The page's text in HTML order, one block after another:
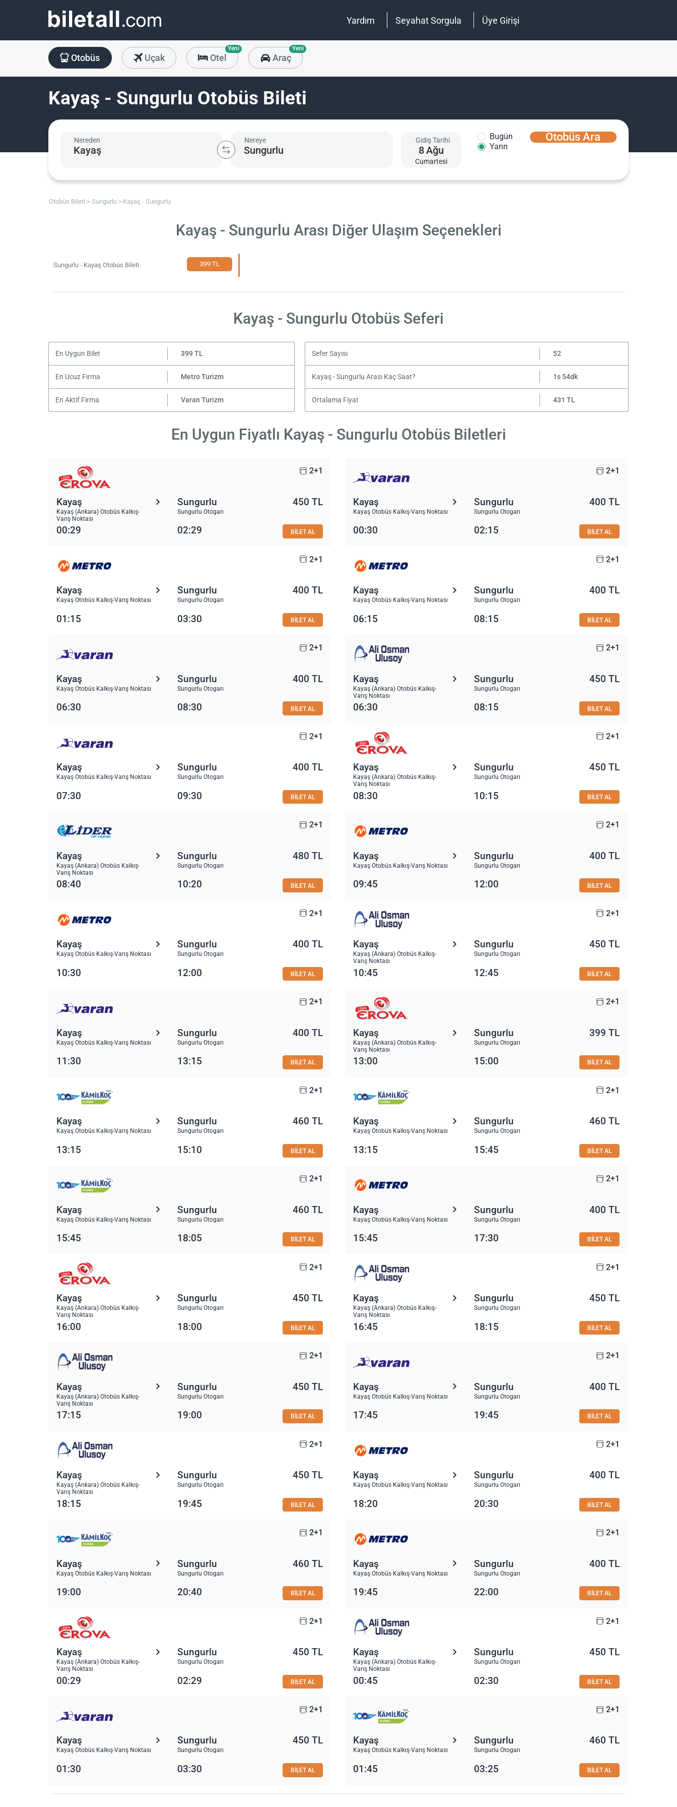
Yardım Seyahat Sorgula Üye Girişi
Otobüs Uçak Otel
Yeni
Araç
Yeni
Kayaş - Sungurlu Otobüs Bileti
Nereden Nereye Gidiş Tarihi
8Ağu
Cumartesi
Bugün
Yarın
Otobüs Ara
Otobüs Bileti Sungurlu Kayaş - Sungurlu
Kayaş - Sungurlu Arası Diğer Ulaşım Seçenekleri
Sungurlu - Kayaş Otobüs Bileti 399 TL
Kayaş - Sungurlu Otobüs Seferi
En Uygun Bilet 399 TL Sefer Sayısı 52
En Ucuz Firma Metro Turizm Kayaş - Sungurlu Arası Kaç Saat? 1s 54dk
En Aktif Firma Varan Turizm Ortalama Fiyat 431 TL
En Uygun Fiyatlı Kayaş - Sungurlu Otobüs Biletleri
2+1
Kayaş
Kayaş (Ankara) Otobüs Kalkış-
Varış Noktası
Sungurlu
Sungurlu Otogarı
450 TL
00:29 02:29 BİLET AL
2+1
Kayaş
Kayaş Otobüs Kalkış-Varış Noktası
Sungurlu
Sungurlu Otogarı
400 TL
00:30 02:15 BİLET AL
2+1
Kayaş
Kayaş Otobüs Kalkış-Varış Noktası
Sungurlu
Sungurlu Otogarı
400 TL
01:15 03:30 BİLET AL
2+1
Kayaş
Kayaş Otobüs Kalkış-Varış Noktası
Sungurlu
Sungurlu Otogarı
400 TL
06:15 08:15 BİLET AL
2+1
Kayaş
Kayaş Otobüs Kalkış-Varış Noktası
Sungurlu
Sungurlu Otogarı
400 TL
06:30 08:30 BİLET AL
2+1
Kayaş
Kayaş (Ankara) Otobüs Kalkış-
Varış Noktası
Sungurlu
Sungurlu Otogarı
450 TL
06:30 08:15 BİLET AL
2+1
Kayaş
Kayaş Otobüs Kalkış-Varış Noktası
Sungurlu
Sungurlu Otogarı
400 TL
07:30 09:30 BİLET AL
2+1
Kayaş
Kayaş (Ankara) Otobüs Kalkış-
Varış Noktası
Sungurlu
Sungurlu Otogarı
450 TL
08:30 10:15 BİLET AL
2+1
Kayaş
Kayaş (Ankara) Otobüs Kalkış-
Varış Noktası
Sungurlu
Sungurlu Otogarı
480 TL
08:40 10:20 BİLET AL
2+1
Kayaş
Kayaş Otobüs Kalkış-Varış Noktası
Sungurlu
Sungurlu Otogarı
400 TL
09:45 12:00 BİLET AL
2+1
Kayaş
Kayaş Otobüs Kalkış-Varış Noktası
Sungurlu
Sungurlu Otogarı
400 TL
10:30 12:00 BİLET AL
2+1
Kayaş
Kayaş (Ankara) Otobüs Kalkış-
Varış Noktası
Sungurlu
Sungurlu Otogarı
450 TL
10:45 12:45 BİLET AL
2+1
Kayaş
Kayaş Otobüs Kalkış-Varış Noktası
Sungurlu
Sungurlu Otogarı
400 TL
11:30 13:15 BİLET AL
2+1
Kayaş
Kayaş (Ankara) Otobüs Kalkış-
Varış Noktası
Sungurlu
Sungurlu Otogarı
399 TL
13:00 15:00 BİLET AL
2+1
Kayaş
Kayaş Otobüs Kalkış-Varış Noktası
Sungurlu
Sungurlu Otogarı
460 TL
13:15 15:10 BİLET AL
2+1
Kayaş
Kayaş Otobüs Kalkış-Varış Noktası
Sungurlu
Sungurlu Otogarı
460 TL
13:15 15:45 BİLET AL
2+1
Kayaş
Kayaş Otobüs Kalkış-Varış Noktası
Sungurlu
Sungurlu Otogarı
460 TL
15:45 18:05 BİLET AL
2+1
Kayaş
Kayaş Otobüs Kalkış-Varış Noktası
Sungurlu
Sungurlu Otogarı
400 TL
15:45 17:30 BİLET AL
2+1
Kayaş
Kayaş (Ankara) Otobüs Kalkış-
Varış Noktası
Sungurlu
Sungurlu Otogarı
450 TL
16:00 18:00 BİLET AL
2+1
Kayaş
Kayaş (Ankara) Otobüs Kalkış-
Varış Noktası
Sungurlu
Sungurlu Otogarı
450 TL
16:45 18:15 BİLET AL
2+1
Kayaş
Kayaş (Ankara) Otobüs Kalkış-
Varış Noktası
Sungurlu
Sungurlu Otogarı
450 TL
17:15 19:00 BİLET AL
2+1
Kayaş
Kayaş Otobüs Kalkış-Varış Noktası
Sungurlu
Sungurlu Otogarı
400 TL
17:45 19:45 BİLET AL
2+1
Kayaş
Kayaş (Ankara) Otobüs Kalkış-
Varış Noktası
Sungurlu
Sungurlu Otogarı
450 TL
18:15 19:45 BİLET AL
2+1
Kayaş
Kayaş Otobüs Kalkış-Varış Noktası
Sungurlu
Sungurlu Otogarı
400 TL
18:20 20:30 BİLET AL
2+1
Kayaş
Kayaş Otobüs Kalkış-Varış Noktası
Sungurlu
Sungurlu Otogarı
460 TL
19:00 20:40 BİLET AL
2+1
Kayaş
Kayaş Otobüs Kalkış-Varış Noktası
Sungurlu
Sungurlu Otogarı
400 TL
19:45 22:00 BİLET AL
2+1
Kayaş
Kayaş (Ankara) Otobüs Kalkış-
Varış Noktası
Sungurlu
Sungurlu Otogarı
450 TL
00:29 02:29 BİLET AL
2+1
Kayaş
Kayaş (Ankara) Otobüs Kalkış-
Varış Noktası
Sungurlu
Sungurlu Otogarı
450 TL
00:45 02:30 BİLET AL
2+1
Kayaş
Kayaş Otobüs Kalkış-Varış Noktası
Sungurlu
Sungurlu Otogarı
450 TL
01:30 03:30 BİLET AL
2+1
Kayaş
Kayaş Otobüs Kalkış-Varış Noktası
Sungurlu
Sungurlu Otogarı
460 TL
01:45 03:25 BİLET AL